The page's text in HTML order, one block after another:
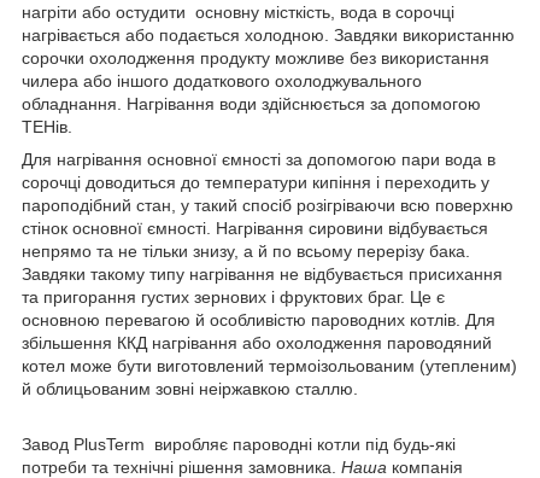
нагріти або остудити основну місткість, вода в сорочці
нагрівається або подається холодною. Завдяки використанню
сорочки охолодження продукту можливе без використання
чилера або іншого додаткового охолоджувального
обладнання. Нагрівання води здійснюється за допомогою
ТЕНів.
Для нагрівання основної ємності за допомогою пари вода в
сорочці доводиться до температури кипіння і переходить у
пароподібний стан, у такий спосіб розігріваючи всю поверхню
стінок основної ємності. Нагрівання сировини відбувається
непрямо та не тільки знизу, а й по всьому перерізу бака.
Завдяки такому типу нагрівання не відбувається присихання
та пригорання густих зернових і фруктових браг. Це є
основною перевагою й особливістю пароводних котлів. Для
збільшення ККД нагрівання або охолодження пароводяний
котел може бути виготовлений термоізольованим (утепленим)
й облицьованим зовні неіржавкою сталлю.
Завод PlusTerm виробляє пароводні котли під будь-які
потреби та технічні рішення замовника. Наша компанія